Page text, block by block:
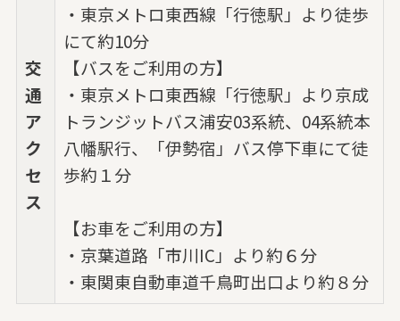
交
通
ア
ク
セ
ス
・東京メトロ東西線「行徳駅」より徒歩
にて約10分
【バスをご利用の方】
・東京メトロ東西線「行徳駅」より京成
トランジットバス浦安03系統、04系統本
八幡駅行、「伊勢宿」バス停下車にて徒
歩約１分
【お車をご利用の方】
・京葉道路「市川IC」より約６分
・東関東自動車道千鳥町出口より約８分